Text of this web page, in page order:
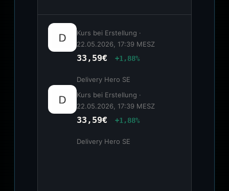
Kurs bei Erstellung ·
22.05.2026, 17:39 MESZ
33,59€ +1,88%
Delivery Hero SE
Kurs bei Erstellung ·
22.05.2026, 17:39 MESZ
33,59€ +1,88%
Delivery Hero SE